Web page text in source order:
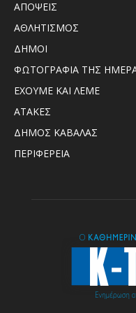
ΑΠΟΨΕΙΣ
ΑΘΛΗΤΙΣΜΟΣ
ΔΗΜΟΙ
ΦΩΤΟΓΡΑΦΙΑ ΤΗΣ
ΕΧΟΥΜΕ ΚΑΙ ΛΕΜΕ
ΑΤΑΚΕΣ
ΔΗΜΟΣ ΚΑΒΑΛΑΣ
ΠΕΡΙΦΕΡΕΙΑ